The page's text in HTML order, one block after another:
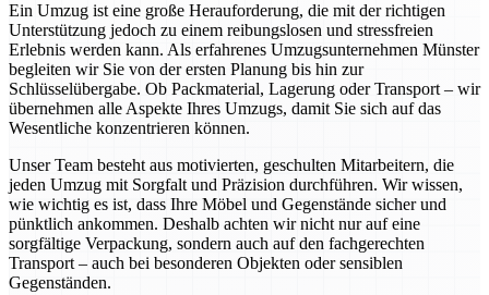
Ein Umzug ist eine große Herauforderung, die mit der richtigen
Unterstützung jedoch zu einem reibungslosen und stressfreien
Erlebnis werden kann. Als erfahrenes Umzugsunternehmen Münster
begleiten wir Sie von der ersten Planung bis hin zur
Schlüsselübergabe. Ob Packmaterial, Lagerung oder Transport – wir
übernehmen alle Aspekte Ihres Umzugs, damit Sie sich auf das
Wesentliche konzentrieren können.
Unser Team besteht aus motivierten, geschulten Mitarbeitern, die
jeden Umzug mit Sorgfalt und Präzision durchführen. Wir wissen,
wie wichtig es ist, dass Ihre Möbel und Gegenstände sicher und
pünktlich ankommen. Deshalb achten wir nicht nur auf eine
sorgfältige Verpackung, sondern auch auf den fachgerechten
Transport – auch bei besonderen Objekten oder sensiblen
Gegenständen.